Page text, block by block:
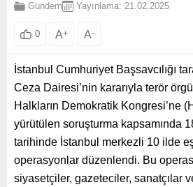
Gündem Yayınlama: 21.02.2025
0 A+ A-
İstanbul Cumhuriyet Başsavcılığı
Ceza Dairesi’nin kararıyla terör
Halkların Demokratik Kongresi’ne
yürütülen soruşturma kapsamında
tarihinde İstanbul merkezli 10 ilde
operasyonlar düzenlendi. Bu
siyasetçiler, gazeteciler, sanatçılar